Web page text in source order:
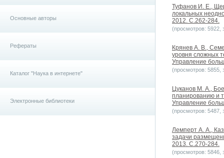
Основные авторы
Рефераты
Каталог "Наука в интернете"
Электронные библиотеки
Туфанов И. Е.,
локальных
2012. С.262-284.
(просмотров: 5922,
Крянев А. В.,
уровня сложных
Управление
(просмотров: 5855,
Цуканов М. А.,
планированию и
Управление
(просмотров: 5487,
Лемперт А. А.,
задачи
2013. С.270-284.
(просмотров: 5846,